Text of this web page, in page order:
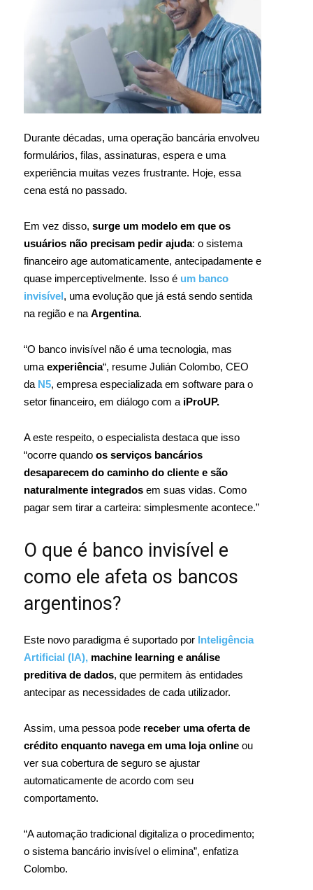
Durante décadas, uma operação bancária envolveu
formulários, filas, assinaturas, espera e uma
experiência muitas vezes frustrante. Hoje, essa
cena está no passado.
Em vez disso, surge um modelo em que os
usuários não precisam pedir ajuda: o sistema
financeiro age automaticamente, antecipadamente e
quase imperceptivelmente. Isso é um banco
invisível, uma evolução que já está sendo sentida
na região e na Argentina.
“O banco invisível não é uma tecnologia, mas
uma experiência“, resume Julián Colombo, CEO
da N5, empresa especializada em software para o
setor financeiro, em diálogo com a iProUP.
A este respeito, o especialista destaca que isso
“ocorre quando os serviços bancários
desaparecem do caminho do cliente e são
naturalmente integrados em suas vidas. Como
pagar sem tirar a carteira: simplesmente acontece.”
O que é banco invisível e
como ele afeta os bancos
argentinos?
Este novo paradigma é suportado por Inteligência
Artificial (IA), machine learning e análise
preditiva de dados, que permitem às entidades
antecipar as necessidades de cada utilizador.
Assim, uma pessoa pode receber uma oferta de
crédito enquanto navega em uma loja online ou
ver sua cobertura de seguro se ajustar
automaticamente de acordo com seu
comportamento.
“A automação tradicional digitaliza o procedimento;
o sistema bancário invisível o elimina”, enfatiza
Colombo.